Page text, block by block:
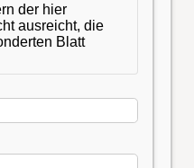
der hier
ausreicht, die
Blatt